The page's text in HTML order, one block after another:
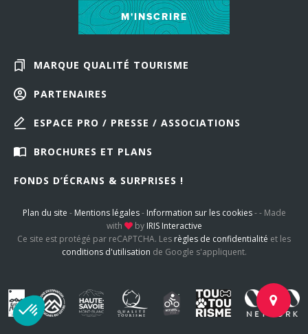
M'INSCRIRE
MARQUE QUALITÉ TOURISME
PARTENAIRES
ESPACE PRO / PRESSE / ASSOCIATIONS
BROCHURES ET PLANS
FONDS D’ÉCRANS & SURPRISES !
Plan du site - Mentions légales- Information sur les cookies - -Made
with
by IRIS Interactive
Ce site est protégé par reCAPTCHA. Les règles de confidentialité et les
conditions d'utilisation de Google s'appliquent.